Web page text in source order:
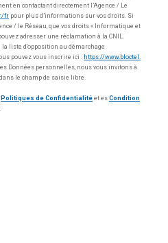
en contactant directement l’Agence / Le
fr pour plus d’informations sur vos droits. Si
/ le Réseau, que vos droits « Informatique et
adresser une réclamation à la CNIL.
la liste d'opposition au démarchage
pouvez vous inscrire ici : https://www.bloctel.
Données personnelles, nous vous invitons à
le champ de saisie libre.
Politiques de Confidentialité et es Condition